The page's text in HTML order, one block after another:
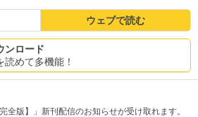
ウェブで読む
ンロード
めて多機能！
全版】」新刊配信のお知らせが受け取れます。